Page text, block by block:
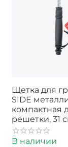
Щетка для
SIDE
компактная
решетки, 31
В наличии